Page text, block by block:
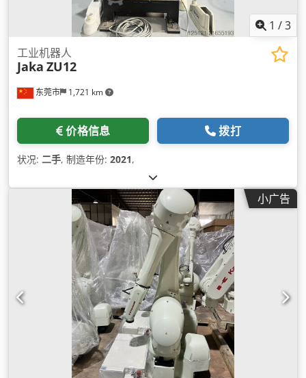
1 /3
东莞市 1,721 km
工业机器人
Jaka ZU12
价格信息 拨打
状况: 二手, 制造年份: 2021,
小广告